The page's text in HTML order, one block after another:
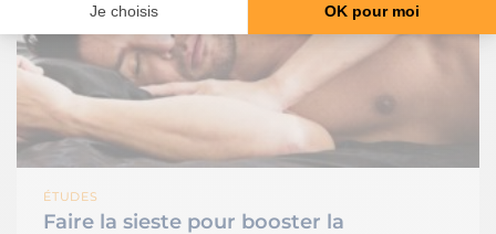
ÉTUDES
Faire la sieste pour booster la